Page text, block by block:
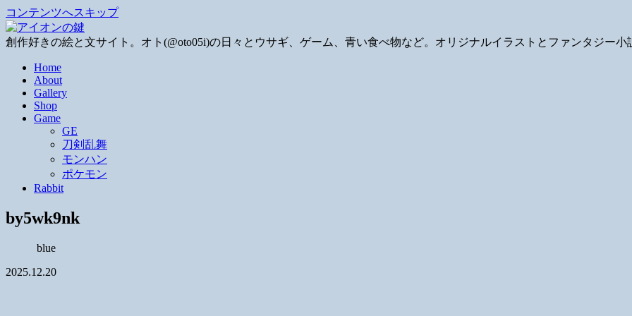
コンテンツへスキップ
創作好きの絵と文サイト。オト(@oto05i)の日々とウサギ、ゲーム、青い食べ物など。オリジナルイラストとファンタジー小
Home
About
Gallery
Shop
Game
GE
刀剣乱舞
モンハン
ポケモン
Rabbit
by5wk9nk
blue
2025.12.20